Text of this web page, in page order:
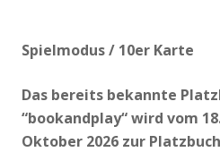
Spielmodus / 10er Karte
Das bereits bekannte
“bookandplay“ wird vom
Oktober 2026 zur